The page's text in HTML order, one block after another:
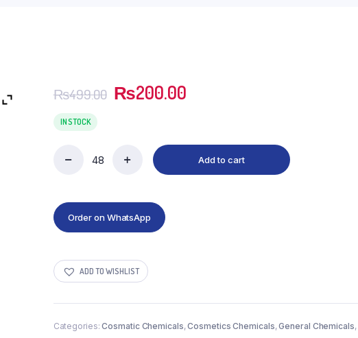
₨499.00 ₨200.00
IN STOCK
Add to cart
Order on WhatsApp
ADD TO WISHLIST
Categories:Cosmatic Chemicals,Cosmetics Chemicals,General Chemicals,